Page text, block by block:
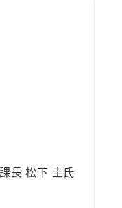
長 松下 圭氏